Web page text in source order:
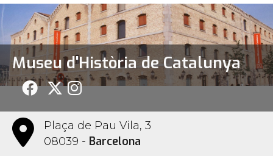
Museu d'Història de Catalunya
Plaça de Pau Vila, 3
08039 - Barcelona